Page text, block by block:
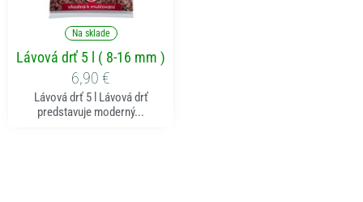
Pridať do košíka
Na sklade
Lávová drť 5 l ( 8-16 mm )
6,90 €
Lávová drť 5 l Lávová drť
predstavuje moderný...